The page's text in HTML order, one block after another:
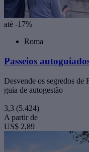
até -17%
Roma
Passeios
Desvende os segredos
guia de autogestão
3,3 (5.424)
A partir de
US$ 2,89